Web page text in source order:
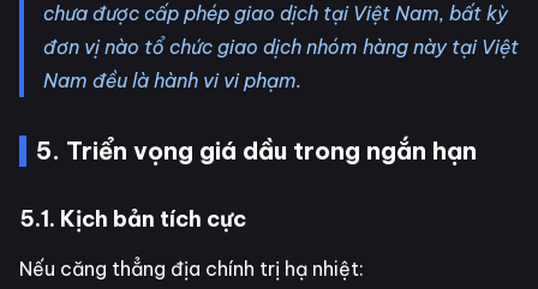
chưa được cấp phép giao dịch tại Việt Nam, bất kỳ
đơn vị nào tổ chức giao dịch nhóm hàng này tại Việt
Nam đều là hành vi vi phạm.
5. Triển vọng giá dầu trong ngắn hạn
5.1. Kịch bản tích cực
Nếu căng thẳng địa chính trị hạ nhiệt: